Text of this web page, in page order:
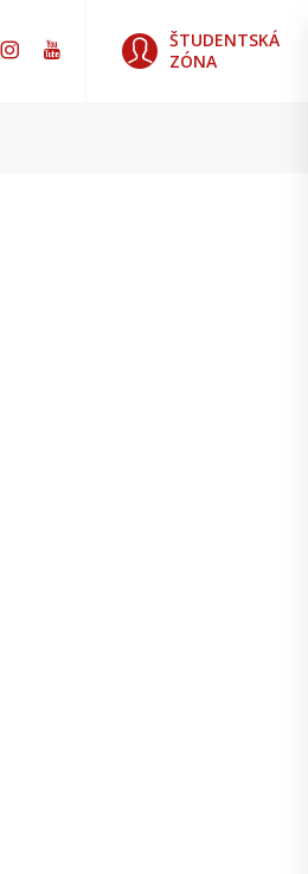
ŠTUDENTSKÁ
ZÓNA